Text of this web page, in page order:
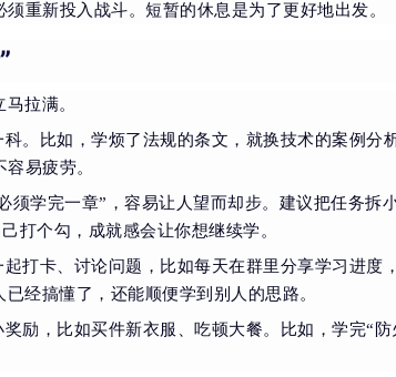
重新投入战斗。短暂的休息是为了更好地出发。
拉满。
。比如，学烦了法规的条文，就换技术的案例分
易疲劳。
须学完一章”，容易让人望而却步。建议把任务拆
打个勾，成就感会让你想继续学。
打卡、讨论问题，比如每天在群里分享学习进度
经搞懂了，还能顺便学到别人的思路。
励，比如买件新衣服、吃顿大餐。比如，学完“防